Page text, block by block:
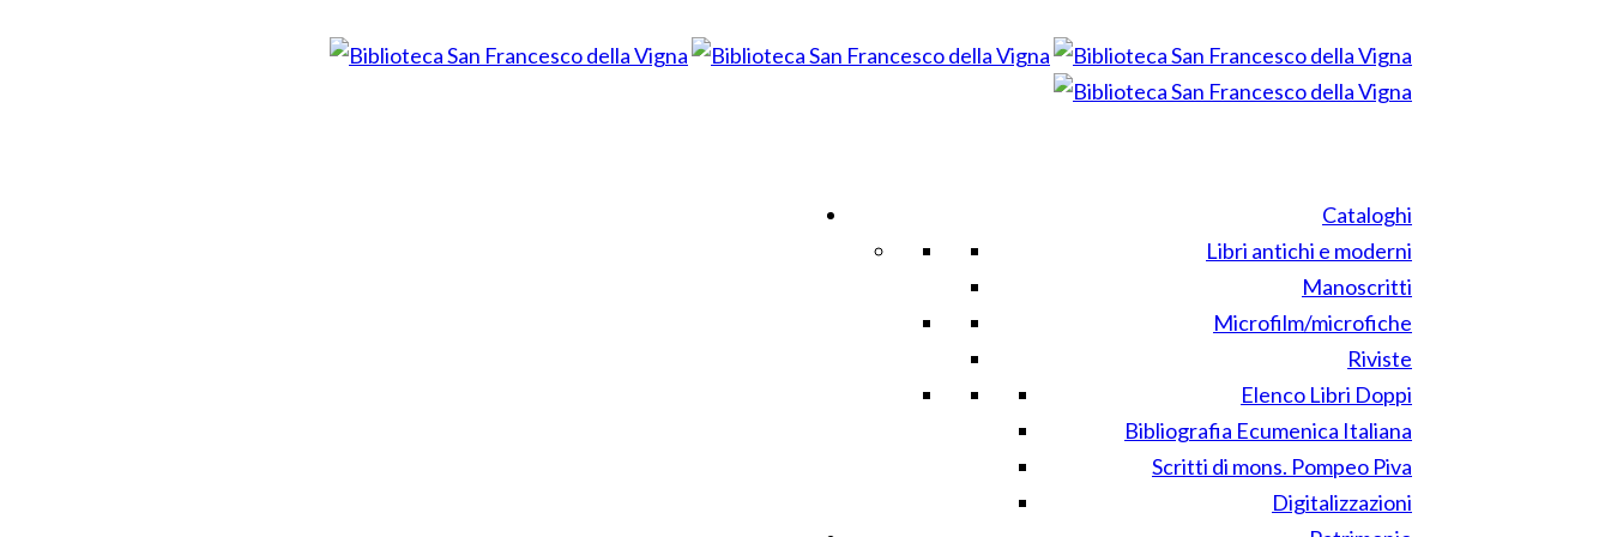
Cataloghi
Libri antichi e moderni
Manoscritti
Microfilm/microfiche
Riviste
Elenco Libri Doppi
Bibliografia Ecumenica Italiana
Scritti di mons. Pompeo Piva
Digitalizzazioni